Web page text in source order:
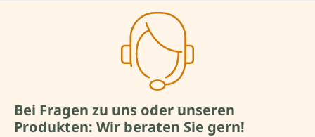
Bei Fragen zu uns oder unseren
Produkten: Wir beraten Sie gern!